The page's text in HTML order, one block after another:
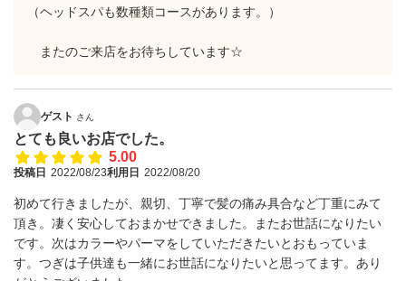
（ヘッドスパも数種類コースがあります。）
またのご来店をお待ちしています☆
ゲスト さん
とても良いお店でした。
5.00
投稿日 2022/08/23利用日 2022/08/20
初めて行きましたが、親切、丁寧で髪の痛み具合など丁重にみて
頂き。凄く安心しておまかせできました。またお世話になりたい
です。次はカラーやパーマをしていただきたいとおもっていま
す。つぎは子供達も一緒にお世話になりたいと思ってます。あり